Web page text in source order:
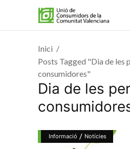
Inici
Posts Tagged "Dia de les
consumidores"
Dia de les
Informació / Notícies